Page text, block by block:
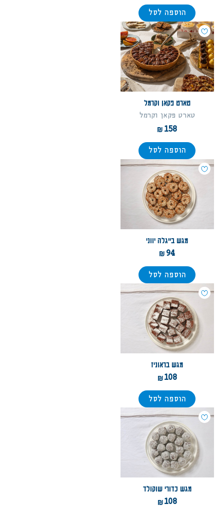
הוספה לסל
טארט פקאן וקרמל
טארט פקאן וקרמל
158
הוספה לסל
מגש בייגלה יווני
94
הוספה לסל
מגש בראוניז
108
הוספה לסל
מגש כדורי שוקולד
108